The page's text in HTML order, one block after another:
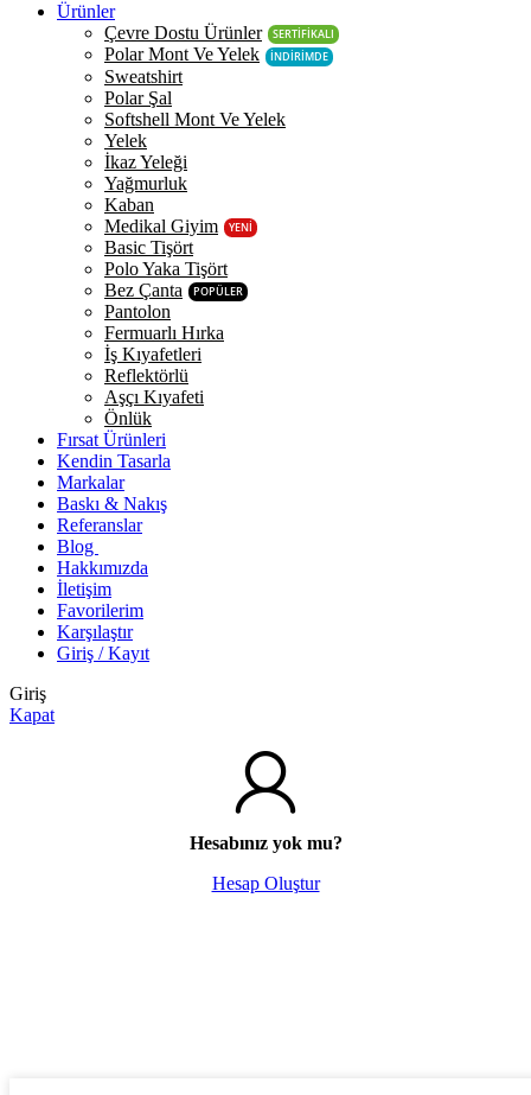
Ürünler
Çevre Dostu Ürünler
SERTİFİKALI
Polar Mont Ve Yelek İNDİRİMDE
Sweatshirt
Polar Şal
Softshell Mont Ve Yelek
Yelek
İkaz Yeleği
Yağmurluk
Kaban
Medikal Giyim
YENİ
Basic Tişört
Polo Yaka Tişört
Bez Çanta
POPÜLER
Pantolon
Fermuarlı Hırka
İş Kıyafetleri
Reflektörlü
Aşçı Kıyafeti
Önlük
Fırsat Ürünleri
Kendin Tasarla
Markalar
Baskı & Nakış
Referanslar
Blog
Hakkımızda
İletişim
Favorilerim
Karşılaştır
Giriş / Kayıt
Giriş
Kapat
Hesabınız yok mu?
Hesap Oluştur